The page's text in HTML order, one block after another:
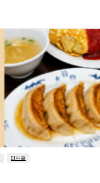
町中華